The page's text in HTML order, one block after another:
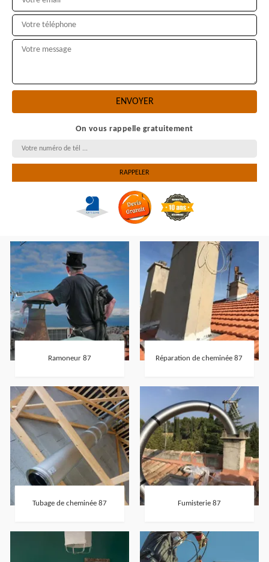
On vous rappelle gratuitement
Ramoneur 87 Réparation de cheminée 87
Tubage de cheminée 87 Fumisterie 87